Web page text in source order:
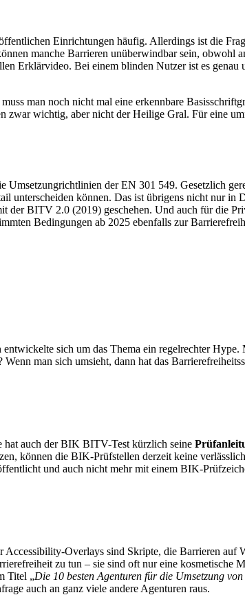
Einrichtungen häufig. Allerdings ist die
manche Barrieren unüberwindbar sein, obwohl
Erklärvideo. Bei einem blinden Nutzer ist es
man noch nicht mal eine erkennbare
wichtig, aber nicht der Heilige Gral. Für eine
der EN 301 549. Gesetzlich
können. Das ist übrigens nicht nur in
der BITV 2.0 (2019) geschehen. Und auch für die
Bedingungen ab 2025 ebenfalls zur
sich um das Thema ein regelrechter Hype.
man sich umsieht, dann hat das
hat auch der BIK BITV-Test kürzlich seine
können die BIK-Prüfstellen derzeit keine
und auch nicht mehr mit einem BIK-
Accessibility-Overlays sind Skripte, die Barrieren auf
zu tun – sie sind oft nur eine kosmetische
Titel „Die 10 besten Agenturen für die Umsetzung
auch an ganz viele andere Agenturen raus.